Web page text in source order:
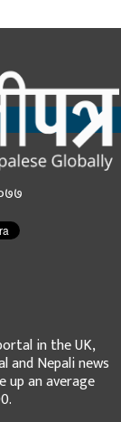
in the UK,
and Nepali news
an average